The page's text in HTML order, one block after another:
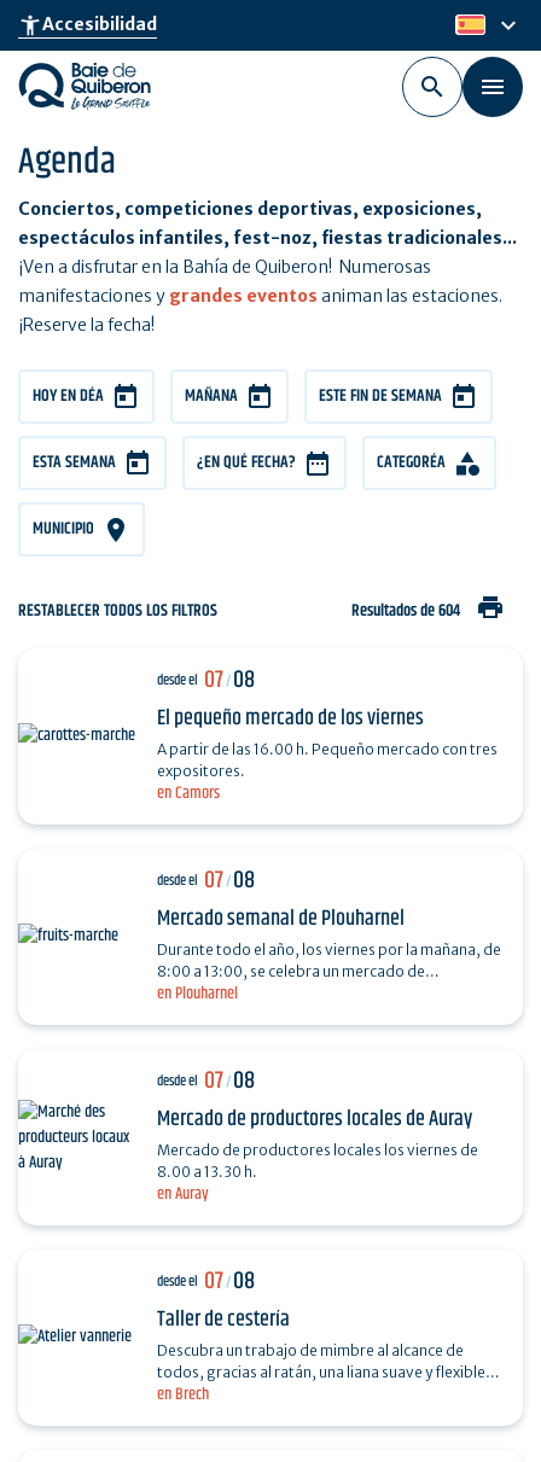
Skip
main
content
accessibility_newAccesibilidad es
keyboard_arrow_down
Agenda
Conciertos, competiciones deportivas, exposiciones,
espectáculos infantiles, fest-noz, fiestas tradicionales...
¡Ven a disfrutar en la Bahía de Quiberon! Numerosas
manifestaciones y grandes eventos animan las estaciones.
¡Reserve la fecha!
HOY EN DÍA MAÑANA ESTE FIN DE SEMANA
ESTA SEMANA ¿EN QUÉ FECHA? CATEGORÍA
MUNICIPIO
RESTABLECER TODOS LOS FILTROS Resultados de 604 print
en Camors
desde el 07/08
El pequeño mercado de los viernes
A partir de las 16.00 h. Pequeño mercado con tres
expositores.
en Plouharnel
desde el 07/08
Mercado semanal de Plouharnel
Durante todo el año, los viernes por la mañana, de
8:00 a 13:00, se celebra un mercado de
alimentación en la plaza del General De Gaulle.
en Auray
desde el 07/08
Mercado de productores locales de Auray
Mercado de productores locales los viernes de
8.00 a 13.30 h.
en Brech
desde el 07/08
Taller de cestería
Descubra un trabajo de mimbre al alcance de
todos, gracias al ratán, una liana suave y flexible